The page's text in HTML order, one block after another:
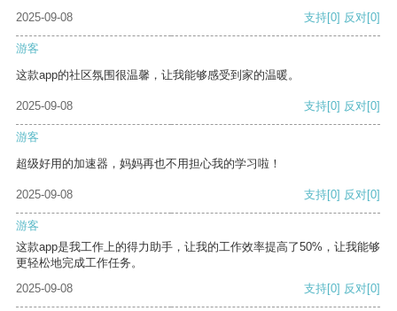
2025-09-08 支持[0] 反对[0]
游客
这款app的社区氛围很温馨，让我能够感受到家的温暖。
2025-09-08 支持[0] 反对[0]
游客
超级好用的加速器，妈妈再也不用担心我的学习啦！
2025-09-08 支持[0] 反对[0]
游客
这款app是我工作上的得力助手，让我的工作效率提高了50%，让我能够
更轻松地完成工作任务。
2025-09-08
支持[0] 反对[0]